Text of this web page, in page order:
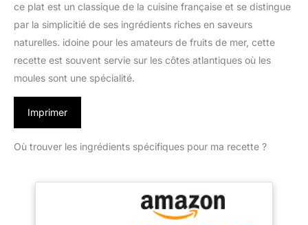
ce plat est un classique de la cuisine française et se distingue
par la simplicitié de ses ingrédients riches en saveurs
naturelles. idoine pour les amateurs de fruits de mer, cette
recette est souvent servie sur les côtes atlantiques où les
moules sont une spécialité.
Imprimer
Où trouver les ingrédients spécifiques pour ma recette ?